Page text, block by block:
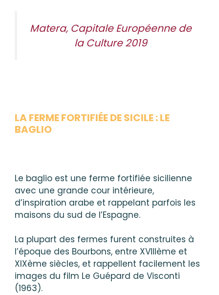
Matera, Capitale Européenne de
la Culture 2019
LA FERME FORTIFIÉE DE SICILE : LE
BAGLIO
Le baglio est une ferme fortifiée sicilienne
avec une grande cour intérieure,
d’inspiration arabe et rappelant parfois les
maisons du sud de l’Espagne.
La plupart des fermes furent construites à
l’époque des Bourbons, entre XVIIIème et
XIXème siècles, et rappellent facilement les
images du film Le Guépard de Visconti
(1963).